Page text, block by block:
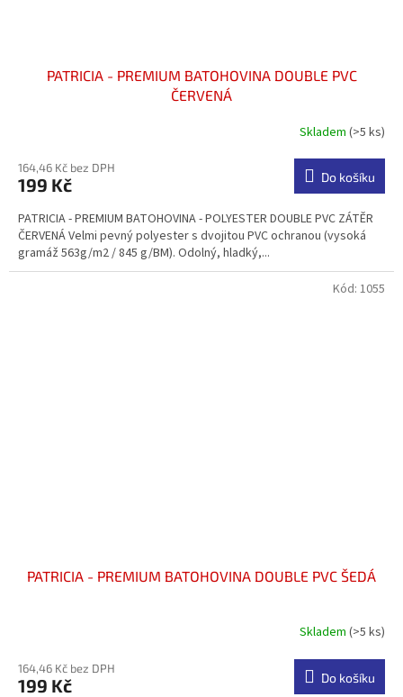
PATRICIA - PREMIUM BATOHOVINA DOUBLE PVC
ČERVENÁ
produktu
je
z
5
hvězdiček.
Skladem(>5 ks)
164,46 Kč bez DPH
199 Kč Do košíku
PATRICIA - PREMIUM BATOHOVINA - POLYESTER DOUBLE PVC ZÁTĚR
ČERVENÁ Velmi pevný polyester s dvojitou PVC ochranou (vysoká
gramáž 563g/m2 / 845 g/BM). Odolný, hladký,...
PATRICIA - PREMIUM BATOHOVINA DOUBLE PVC ŠEDÁ
produktu
je
Skladem(>5 ks)
164,46 Kč bez DPH
199 Kč Do košíku
Kód: 1055